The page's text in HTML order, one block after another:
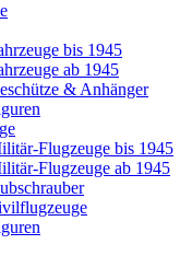
bis 1945
ab 1945
& Anhänger
Flugzeuge bis 1945
Flugzeuge ab 1945